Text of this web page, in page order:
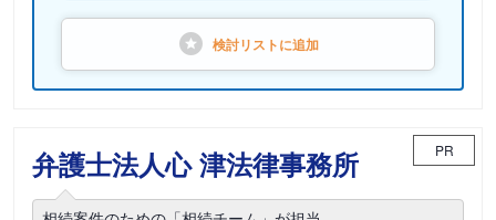
検討リストに追加
弁護士法人心 津法律事務所 PR